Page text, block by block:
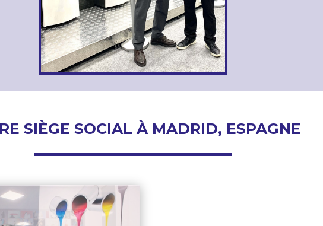
SIÈGE SOCIAL À MADRID, ESPAGNE